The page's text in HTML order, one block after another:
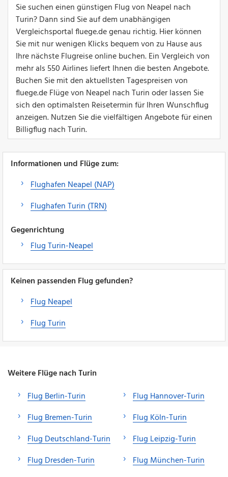
Sie suchen einen günstigen Flug von Neapel nach
Turin? Dann sind Sie auf dem unabhängigen
Vergleichsportal fluege.de genau richtig. Hier können
Sie mit nur wenigen Klicks bequem von zu Hause aus
Ihre nächste Flugreise online buchen. Ein Vergleich von
mehr als 550 Airlines liefert Ihnen die besten Angebote.
Buchen Sie mit den aktuellsten Tagespreisen von
fluege.de Flüge von Neapel nach Turin oder lassen Sie
sich den optimalsten Reisetermin für Ihren Wunschflug
anzeigen. Nutzen Sie die vielfältigen Angebote für einen
Billigflug nach Turin.
Informationen und Flüge zum:
Flughafen Neapel (NAP)
Flughafen Turin (TRN)
Gegenrichtung
Flug Turin-Neapel
Keinen passenden Flug gefunden?
Flug Neapel
Flug Turin
Weitere Flüge nach Turin
Flug Berlin-Turin
Flug Bremen-Turin
Flug Deutschland-Turin
Flug Dresden-Turin
Flug Hannover-Turin
Flug Köln-Turin
Flug Leipzig-Turin
Flug München-Turin